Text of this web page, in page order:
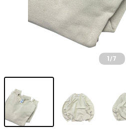
1/7